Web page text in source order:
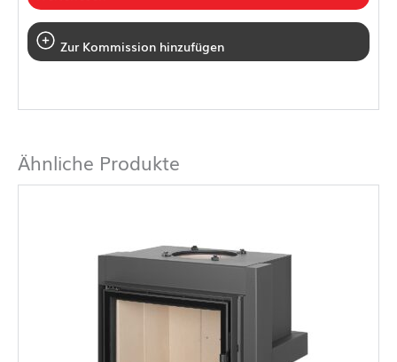
Zur Kommission hinzufügen
Ähnliche Produkte